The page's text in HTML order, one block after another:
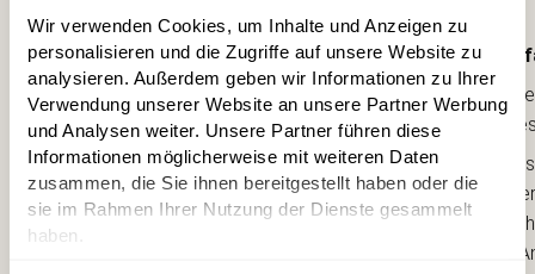
Wir verwenden Cookies, um Inhalte und Anzeigen zu
personalisieren und die Zugriffe auf unsere Website zu
analysieren. Außerdem geben wir Informationen zu Ihrer
Verwendung unserer Website an unsere Partner Werbung
und Analysen weiter. Unsere Partner führen diese
Informationen möglicherweise mit weiteren Daten
zusammen, die Sie ihnen bereitgestellt haben oder die
sie im Rahmen Ihrer Nutzung der Dienste gesammelt
haben.
12163
(Ecke
-->